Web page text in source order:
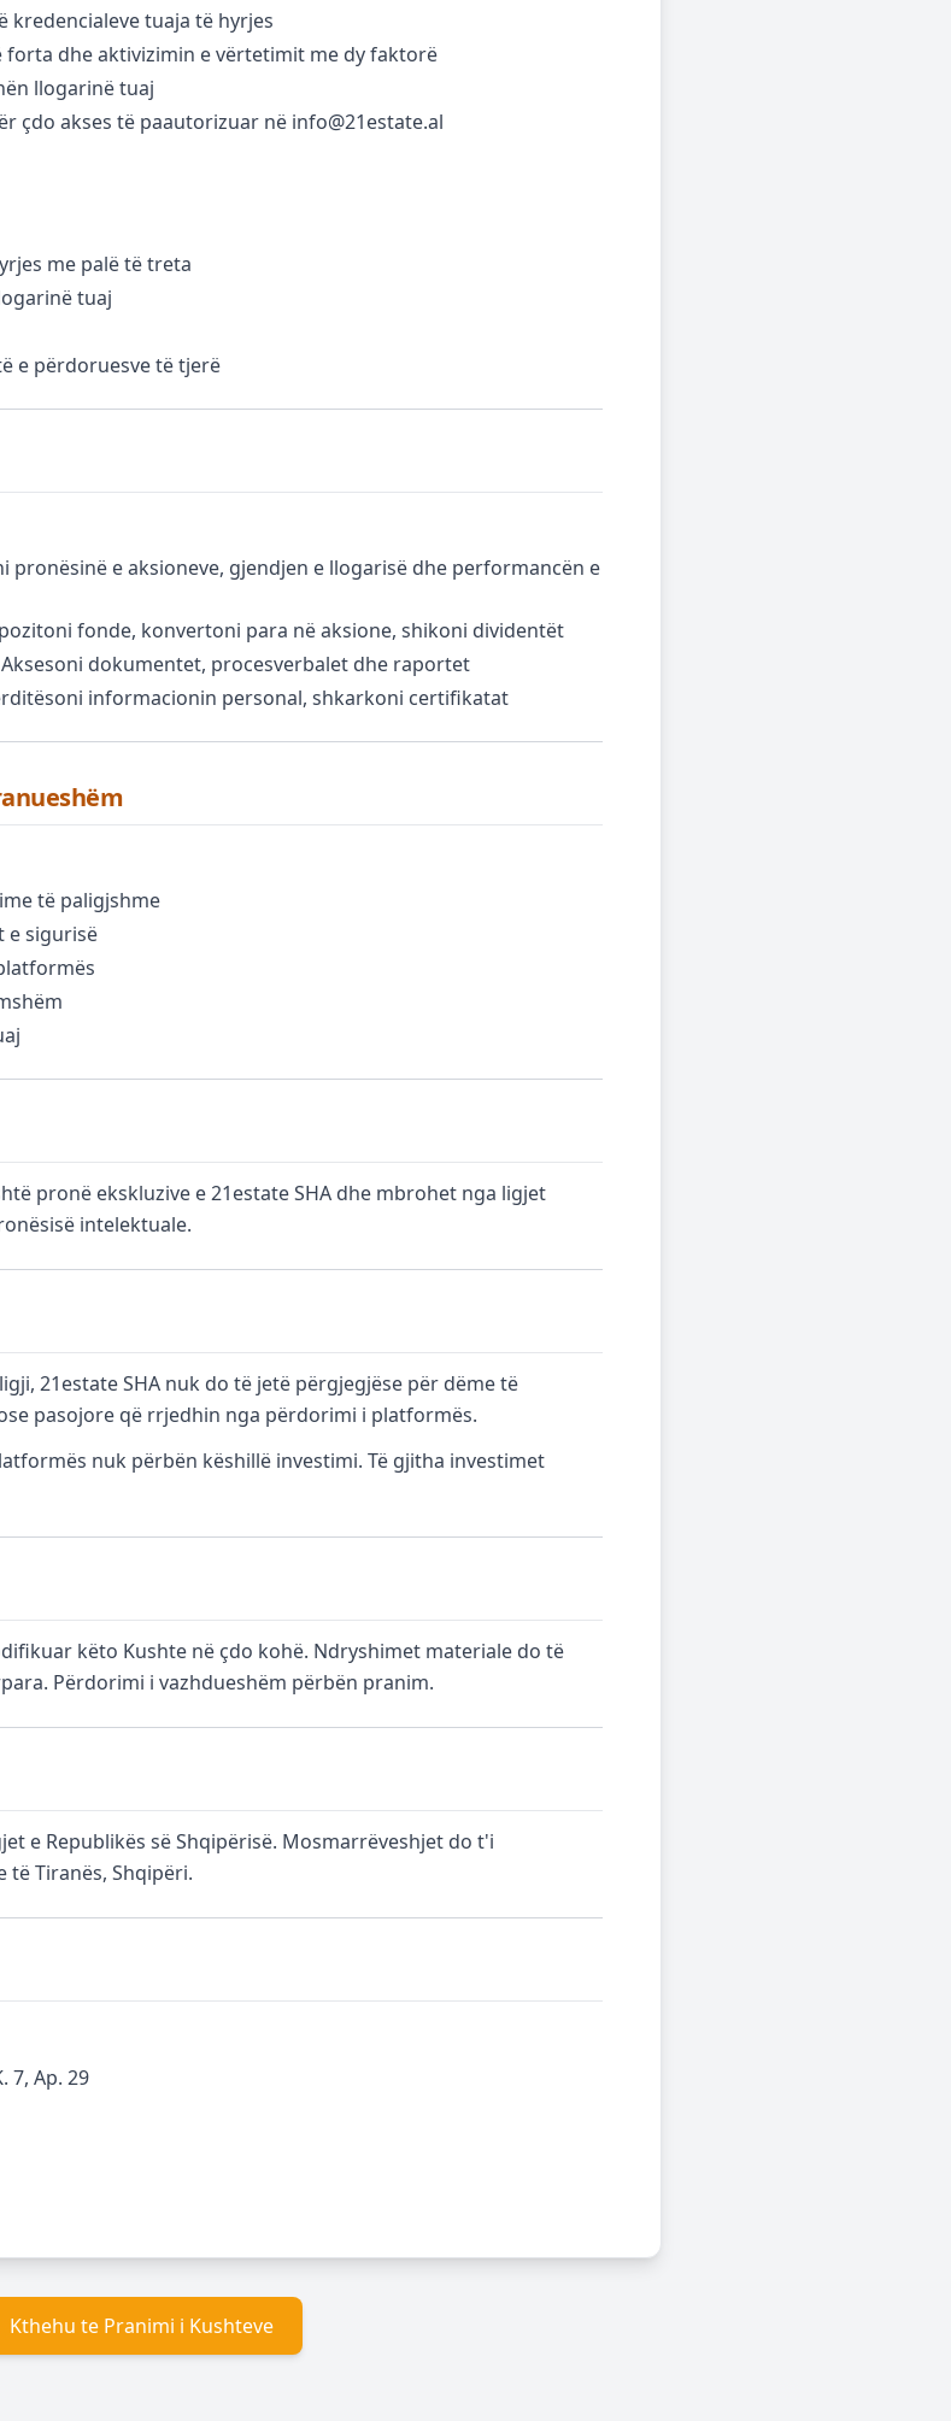
kredencialeve tuaja të hyrjes
forta dhe aktivizimin e vërtetimit me dy faktorë
llogarinë tuaj
çdo akses të paautorizuar në info@21estate.al
me palë të treta
tuaj
e përdoruesve të tjerë
pronësinë e aksioneve, gjendjen e llogarisë dhe performancën e
fonde, konvertoni para në aksione, shikoni dividentët
dokumentet, procesverbalet dhe raportet
informacionin personal, shkarkoni certifikatat
të paligjshme
e sigurisë
pronë ekskluzive e 21estate SHA dhe mbrohet nga ligjet
intelektuale.
21estate SHA nuk do të jetë përgjegjëse për dëme të
pasojore që rrjedhin nga përdorimi i platformës.
nuk përbën këshillë investimi. Të gjitha investimet
këto Kushte në çdo kohë. Ndryshimet materiale do të
Përdorimi i vazhdueshëm përbën pranim.
e Republikës së Shqipërisë. Mosmarrëveshjet do t'i
Tiranës, Shqipëri.
7, Ap. 29
Kthehu te Pranimi i Kushteve